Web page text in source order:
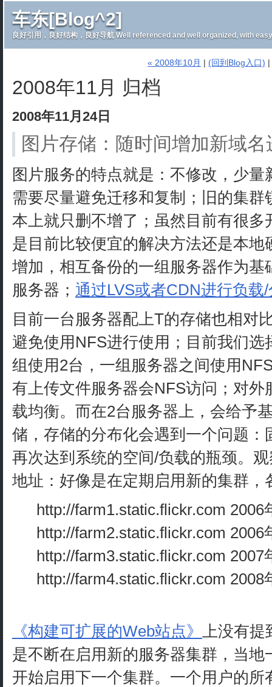
车东[Blog^2]
良好引用，良好结构，良好导航 Well referenced and well organized, with
« 2008年10月 | (回到Blog入口) |
2008年11月 归档
2008年11月24日
图片存储：随时间增加新域
图片服务的特点就是：不修改，少
需要尽量避免迁移和复制；旧的集
本上就只删不增了；虽然目前有很
是目前比较便宜的解决方法还是本
增加，相互备份的一组服务器作为
服务器； 通过LVS或者CDN进行负载
目前一台服务器配上T的存储也相对
避免使用NFS进行使用；目前我们
组使用2台，一组服务器之间使用
有上传文件服务器会NFS访问；对
载均衡。而在2台服务器上，会给予
储，存储的分布化会遇到一个问题
再次达到系统的空间/负载的瓶颈。
地址：好像是在定期启用新的集群
http://farm1.static.flickr.com 2006
http://farm2.static.flickr.com 2006
http://farm3.static.flickr.com 2007
http://farm4.static.flickr.com 2008
《构建可扩展的Web站点》
上没有
是不断在启用新的服务器集群，当
开始启用下一个集群。一个用户的